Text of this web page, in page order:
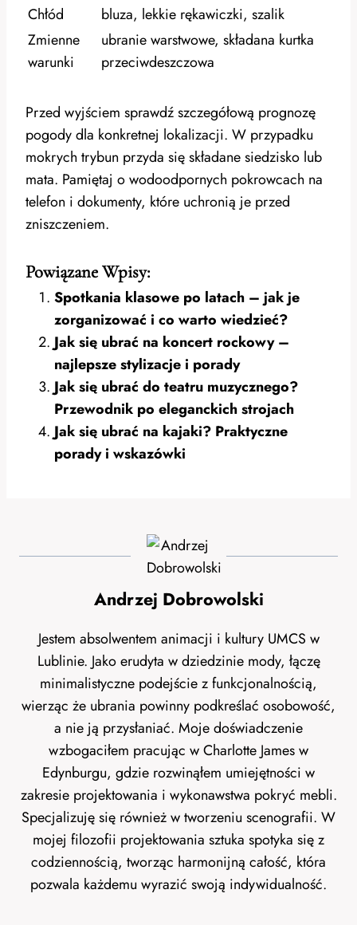
Chłód
bluza, lekkie rękawiczki, szalik
Zmienne
warunki
ubranie warstwowe, składana kurtka
przeciwdeszczowa
Przed wyjściem sprawdź szczegółową prognozę
pogody dla konkretnej lokalizacji. W przypadku
mokrych trybun przyda się składane siedzisko lub
mata. Pamiętaj o wodoodpornych pokrowcach na
telefon i dokumenty, które uchronią je przed
zniszczeniem.
Powiązane Wpisy:
Spotkania klasowe po latach – jak je
zorganizować i co warto wiedzieć?
Jak się ubrać na koncert rockowy –
najlepsze stylizacje i porady
Jak się ubrać do teatru muzycznego?
Przewodnik po eleganckich strojach
Jak się ubrać na kajaki? Praktyczne
porady i wskazówki
Andrzej Dobrowolski
Jestem absolwentem animacji i kultury UMCS w
Lublinie. Jako erudyta w dziedzinie mody, łączę
minimalistyczne podejście z funkcjonalnością,
wierząc że ubrania powinny podkreślać osobowość,
a nie ją przysłaniać. Moje doświadczenie
wzbogaciłem pracując w Charlotte James w
Edynburgu, gdzie rozwinąłem umiejętności w
zakresie projektowania i wykonawstwa pokryć mebli.
Specjalizuję się również w tworzeniu scenografii. W
mojej filozofii projektowania sztuka spotyka się z
codziennością, tworząc harmonijną całość, która
pozwala każdemu wyrazić swoją indywidualność.